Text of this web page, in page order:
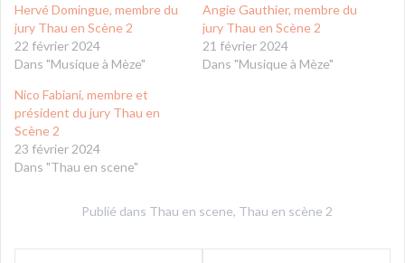
Hervé Domingue, membre du
jury Thau en Scène 2
22 février 2024
Dans "Musique à Mèze"
Angie Gauthier, membre du
jury Thau en Scène 2
21 février 2024
Dans "Musique à Mèze"
Nico Fabiani, membre et
président du jury Thau en
Scène 2
23 février 2024
Dans "Thau en scene"
Publié dans Thau en scene, Thau en scène 2